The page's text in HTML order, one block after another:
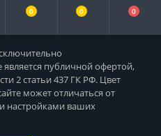
публичной офертой,
2 статьи 437 ГК РФ. Цвет
может отличаться от
настройками ваших
0 0 0